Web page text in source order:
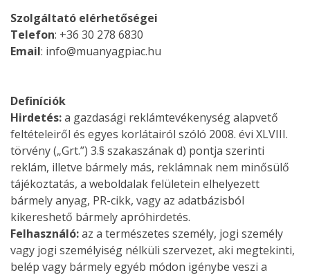
Szolgáltató elérhetőségei
Telefon: +36 30 278 6830
Email: info@muanyagpiac.hu
Definíciók
Hirdetés:a gazdasági reklámtevékenység alapvető
feltételeiről és egyes korlátairól szóló 2008. évi XLVIII.
törvény („Grt.”) 3.§ szakaszának d) pontja szerinti
reklám, illetve bármely más, reklámnak nem minősülő
tájékoztatás, a weboldalak felületein elhelyezett
bármely anyag, PR-cikk, vagy az adatbázisból
kikereshető bármely apróhirdetés.
Felhasználó:az a természetes személy, jogi személy
vagy jogi személyiség nélküli szervezet, aki megtekinti,
belép vagy bármely egyéb módon igénybe veszi a